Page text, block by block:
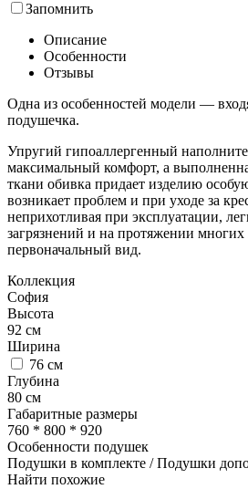
Запомнить
Описание
Особенности
Отзывы
Одна из особенностей модели —
подушечка.
Упругий гипоаллергенный
максимальный комфорт, а
ткани обивка придает изделию
возникает проблем и при уходе за
неприхотливая при эксплуатации,
загрязнений и на протяжении многих
первоначальный вид.
Коллекция
София
Высота
92 см
Ширина
76 см
Глубина
80 см
Габаритные размеры
760 * 800 * 920
Особенности подушек
Подушки в комплекте / Подушки
Найти похожие